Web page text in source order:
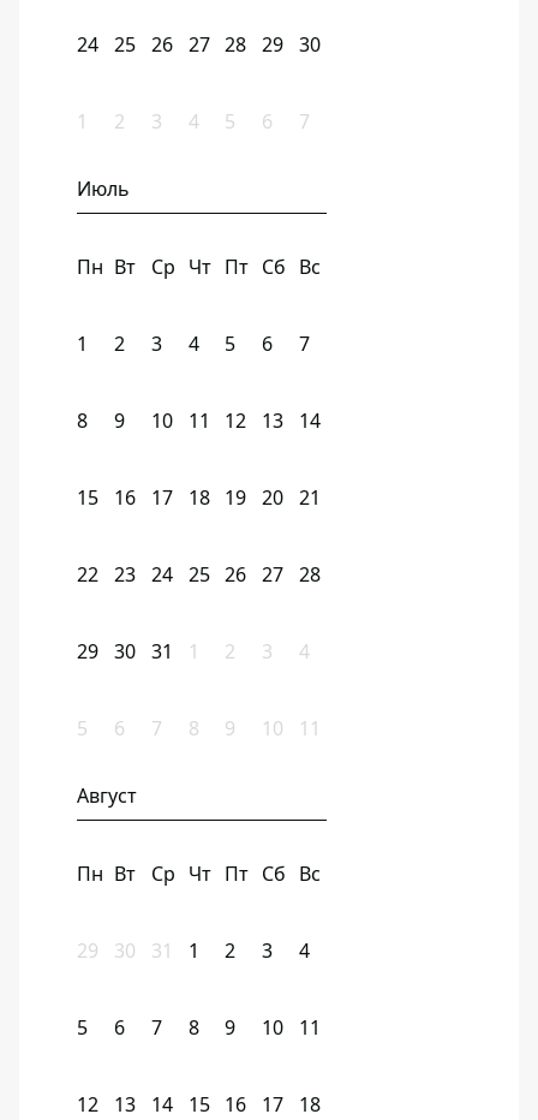
24 25 26 27 28 29 30
1 2 3 4 5 6 7
Июль
Пн Вт Ср Чт Пт Сб Вс
1 2 3 4 5 6 7
8 9 10 11 12 13 14
15 16 17 18 19 20 21
22 23 24 25 26 27 28
29 30 31 1 2 3 4
5 6 7 8 9 10 11
Август
Пн Вт Ср Чт Пт Сб Вс
29 30 31 1 2 3 4
5 6 7 8 9 10 11
12 13 14 15 16 17 18